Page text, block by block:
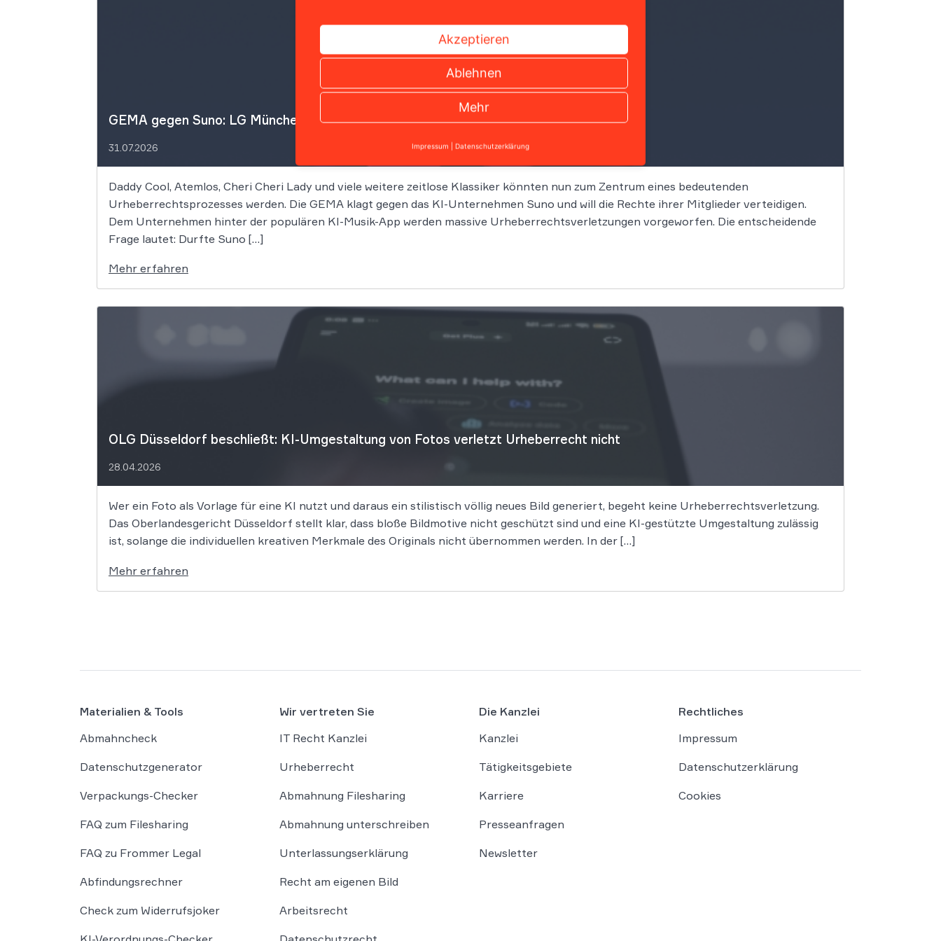
GEMA gegen Suno: LG München I fällt wegweisendes Urteil
31.07.2026
Daddy Cool, Atemlos, Cheri Cheri Lady und viele weitere zeitlose Klassiker könnten nun zum Zentrum eines bedeutenden
Urheberrechtsprozesses werden. Die GEMA klagt gegen das KI-Unternehmen Suno und will die Rechte ihrer Mitglieder verteidigen.
Dem Unternehmen hinter der populären KI-Musik-App werden massive Urheberrechtsverletzungen vorgeworfen. Die entscheidende
Frage lautet: Durfte Suno […]
Mehr erfahren
OLG Düsseldorf beschließt: KI-Umgestaltung von Fotos verletzt Urheberrecht nicht
28.04.2026
Wer ein Foto als Vorlage für eine KI nutzt und daraus ein stilistisch völlig neues Bild generiert, begeht keine Urheberrechtsverletzung.
Das Oberlandesgericht Düsseldorf stellt klar, dass bloße Bildmotive nicht geschützt sind und eine KI-gestützte Umgestaltung zulässig
ist, solange die individuellen kreativen Merkmale des Originals nicht übernommen werden. In der […]
Mehr erfahren
Materialien & Tools
Abmahncheck
Datenschutzgenerator
Verpackungs-Checker
FAQ zum Filesharing
FAQ zu Frommer Legal
Abfindungsrechner
Check zum Widerrufsjoker
Wir vertreten Sie
IT Recht Kanzlei
Urheberrecht
Abmahnung Filesharing
Abmahnung unterschreiben
Unterlassungserklärung
Recht am eigenen Bild
Arbeitsrecht
Die Kanzlei
Kanzlei
Tätigkeitsgebiete
Karriere
Presseanfragen
Newsletter
Rechtliches
Impressum
Datenschutzerklärung
Cookies
Akzeptieren
Ablehnen
Mehr
Impressum | Datenschutzerklärung